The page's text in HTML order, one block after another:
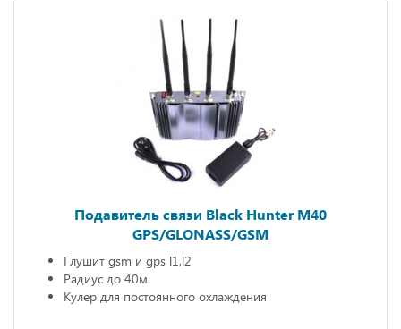
Подавитель связи Black Hunter M40
GPS/GLONASS/GSM
Глушит gsm и gps l1,l2
Радиус до 40м.
Кулер для постоянного охлаждения